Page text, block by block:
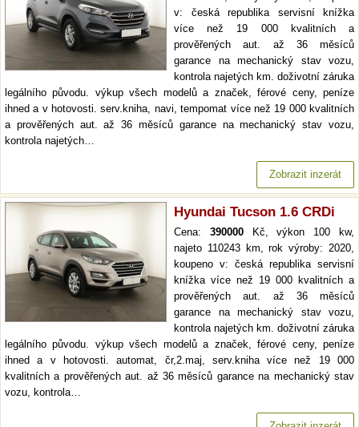
v: česká republika servisní knížka
více než 19 000 kvalitních a
prověřených aut. až 36 měsíců
garance na mechanický stav vozu,
kontrola najetých km. doživotní záruka
legálního původu. výkup všech modelů a značek, férové ceny, peníze
ihned a v hotovosti. serv.kniha, navi, tempomat více než 19 000 kvalitních
a prověřených aut. až 36 měsíců garance na mechanický stav vozu,
kontrola najetých…
Zobrazit inzerát
Hyundai Tucson 1.6 CRDi
Cena: 390000Kč, výkon 100 kw,
najeto 110243 km, rok výroby: 2020,
koupeno v: česká republika servisní
knížka více než 19 000 kvalitních a
prověřených aut. až 36 měsíců
garance na mechanický stav vozu,
kontrola najetých km. doživotní záruka
legálního původu. výkup všech modelů a značek, férové ceny, peníze
ihned a v hotovosti. automat, čr,2.maj, serv.kniha více než 19 000
kvalitních a prověřených aut. až 36 měsíců garance na mechanický stav
vozu, kontrola…